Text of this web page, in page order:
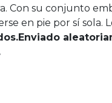
Con su conjunto
en pie por sí sola.